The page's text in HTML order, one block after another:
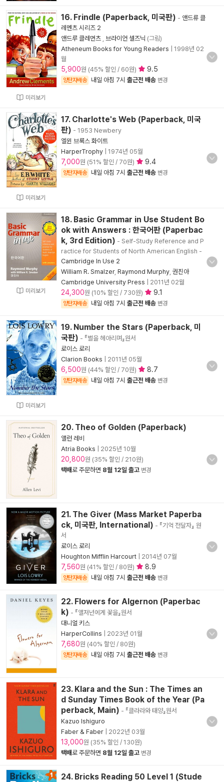
미리보기
16. Frindle (Paperback, 미국판) - 앤드류 클
레멘츠 시리즈 2
앤드루 클레먼츠 브라이언 셀즈닉 (그림)
Atheneum Books for Young Readers
1998년 02
월
5,900원 (45% 할인 / 60원) 9.5
양탄자배송 내일 아침 7시 출근전 배송 변경
미리보기
17. Charlotte's Web (Paperback, 미국
판) - 1953 Newbery
엘윈 브룩스 화이트
HarperTrophy
1974년 05월
7,000원 (51% 할인 / 70원) 9.4
양탄자배송 내일 아침 7시 출근전 배송 변경
미리보기
18. Basic Grammar in Use Student Bo
ok with Answers : 한국어판 (Paperbac
k, 3rd Edition) - Self-Study Reference and P
ractice for Students of North American English -
Cambridge In Use 2
William R. Smalzer, Raymond Murphy 권진아
Cambridge University Press
2011년 02월
24,300원 (10% 할인 / 730원) 9.1
양탄자배송 내일 아침 7시 출근전 배송 변경
미리보기
19. Number the Stars (Paperback, 미
국판) - 『별을 헤아리며』원서
로이스 로리
Clarion Books
2011년 05월
6,500원 (44% 할인 / 70원) 8.7
양탄자배송 내일 아침 7시 출근전 배송 변경
20. Theo of Golden (Paperback)
앨런 레비
Atria Books
2025년 10월
20,800원 (35% 할인 / 210원)
택배로 주문하면 8월 12일 출고 변경
21. The Giver (Mass Market Paperba
ck, 미국판, International) - 『기억 전달자』 원
서
로이스 로리
Houghton Mifflin Harcourt
2014년 07월
7,560원 (41% 할인 / 80원) 8.9
양탄자배송 내일 아침 7시 출근전 배송 변경
22. Flowers for Algernon (Paperbac
k) - 『앨저넌에게 꽃을』원서
대니얼 키스
HarperCollins
2023년 01월
7,680원 (40% 할인 / 80원)
양탄자배송 내일 아침 7시 출근전 배송 변경
23. Klara and the Sun : The Times an
d Sunday Times Book of the Year (Pa
perback, Main) - 『클라라와 태양』원서
Kazuo Ishiguro
Faber & Faber
2022년 03월
13,000원 (35% 할인 / 130원)
택배로 주문하면 8월 12일 출고 변경
24. Bricks Reading 50 Level 1 (Stude